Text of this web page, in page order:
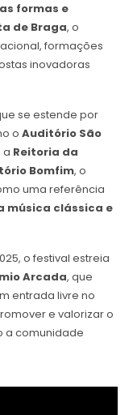
formas e
de Braga, o
formações
inovadoras
se estende por
o Auditório São
a Reitoria da
Bomfim, o
uma referência
música clássica e
o festival estreia
Arcada, que
entrada livre no
e valorizar o
a comunidade